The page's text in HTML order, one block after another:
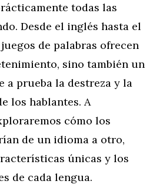
todas las
Desde el inglés hasta el
de palabras ofrecen
sino también un
a prueba la destreza y la
los hablantes. A
cómo los
de un idioma a otro,
únicas y los
de cada lengua.